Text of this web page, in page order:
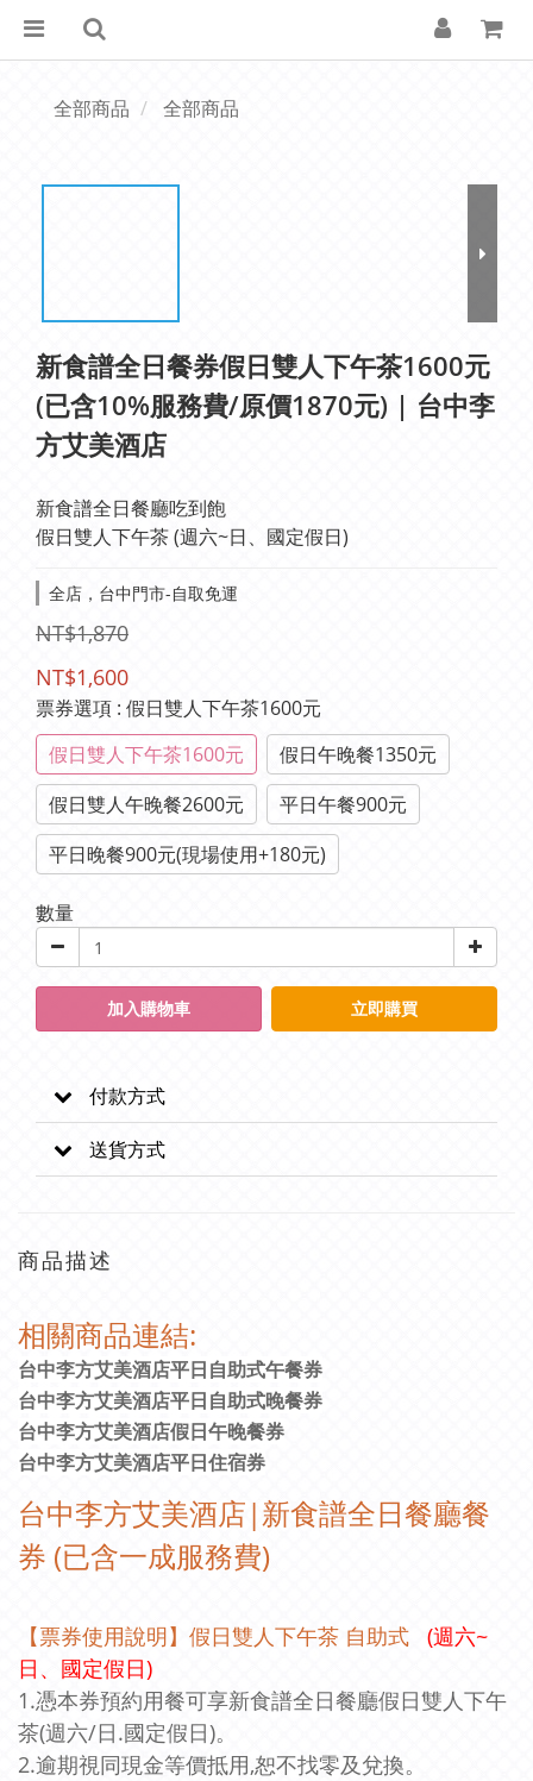
全部商品 全部商品
新食譜全日餐券假日雙人下午茶1600元
(已含10%服務費/原價1870元) | 台中李
方艾美酒店
新食譜全日餐廳吃到飽
假日雙人下午茶 (週六~日、國定假日)
全店，台中門市-自取免運
NT$1,870
NT$1,600
票券選項 : 假日雙人下午茶1600元
假日雙人下午茶1600元
假日午晚餐1350元
假日雙人午晚餐2600元
平日午餐900元
平日晚餐900元(現場使用+180元)
數量
加入購物車 立即購買
付款方式
送貨方式
商品描述
相關商品連結:
台中李方艾美酒店平日自助式午餐券
台中李方艾美酒店平日自助式晚餐券
台中李方艾美酒店假日午晚餐券
台中李方艾美酒店平日住宿券
台中李方艾美酒店|新食譜全日餐廳餐
券 (已含一成服務費)
【票券使用說明】假日雙人下午茶 自助式
(週六~
日、國定假日)
1.憑本券預約用餐可享新食譜全日餐廳假日雙人下午
茶(週六/日.國定假日)。
2.逾期視同現金等價抵用,恕不找零及兌換。